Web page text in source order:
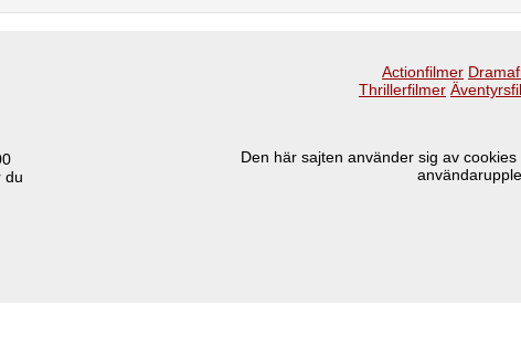
du
Actionfilmer
Thrillerfilmer
Den här sajten använder sig av